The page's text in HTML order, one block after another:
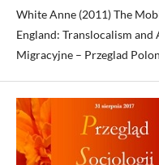
White Anne (2011) The
England: Translocalism
Migracyjne – Przeglad